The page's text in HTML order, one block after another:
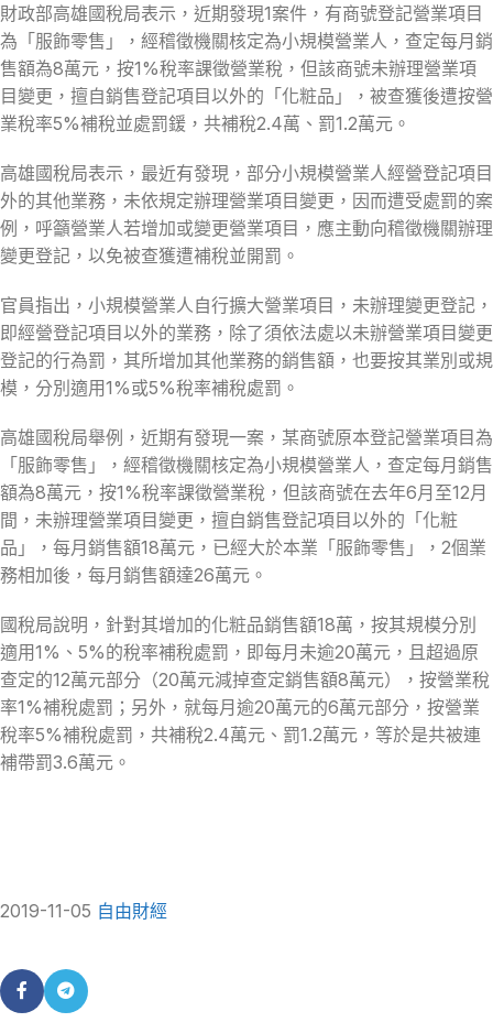
財政部高雄國稅局表示，近期發現1案件，有商號登記營業項目
為「服飾零售」，經稽徵機關核定為小規模營業人，查定每月銷
售額為8萬元，按1%稅率課徵營業稅，但該商號未辦理營業項
目變更，擅自銷售登記項目以外的「化粧品」，被查獲後遭按營
業稅率5%補稅並處罰鍰，共補稅2.4萬、罰1.2萬元。
高雄國稅局表示，最近有發現，部分小規模營業人經營登記項目
外的其他業務，未依規定辦理營業項目變更，因而遭受處罰的案
例，呼籲營業人若增加或變更營業項目，應主動向稽徵機關辦理
變更登記，以免被查獲遭補稅並開罰。
官員指出，小規模營業人自行擴大營業項目，未辦理變更登記，
即經營登記項目以外的業務，除了須依法處以未辦營業項目變更
登記的行為罰，其所增加其他業務的銷售額，也要按其業別或規
模，分別適用1%或5%稅率補稅處罰。
高雄國稅局舉例，近期有發現一案，某商號原本登記營業項目為
「服飾零售」，經稽徵機關核定為小規模營業人，查定每月銷售
額為8萬元，按1%稅率課徵營業稅，但該商號在去年6月至12月
間，未辦理營業項目變更，擅自銷售登記項目以外的「化粧
品」，每月銷售額18萬元，已經大於本業「服飾零售」，2個業
務相加後，每月銷售額達26萬元。
國稅局說明，針對其增加的化粧品銷售額18萬，按其規模分別
適用1%、5%的稅率補稅處罰，即每月未逾20萬元，且超過原
查定的12萬元部分（20萬元減掉查定銷售額8萬元），按營業稅
率1%補稅處罰；另外，就每月逾20萬元的6萬元部分，按營業
稅率5%補稅處罰，共補稅2.4萬元、罰1.2萬元，等於是共被連
補帶罰3.6萬元。
2019-11-05 自由財經